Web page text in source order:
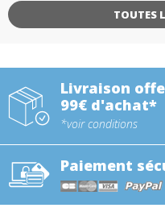
TOUTES
Livraison
99€ d'achat*
*voir conditions
Paiement